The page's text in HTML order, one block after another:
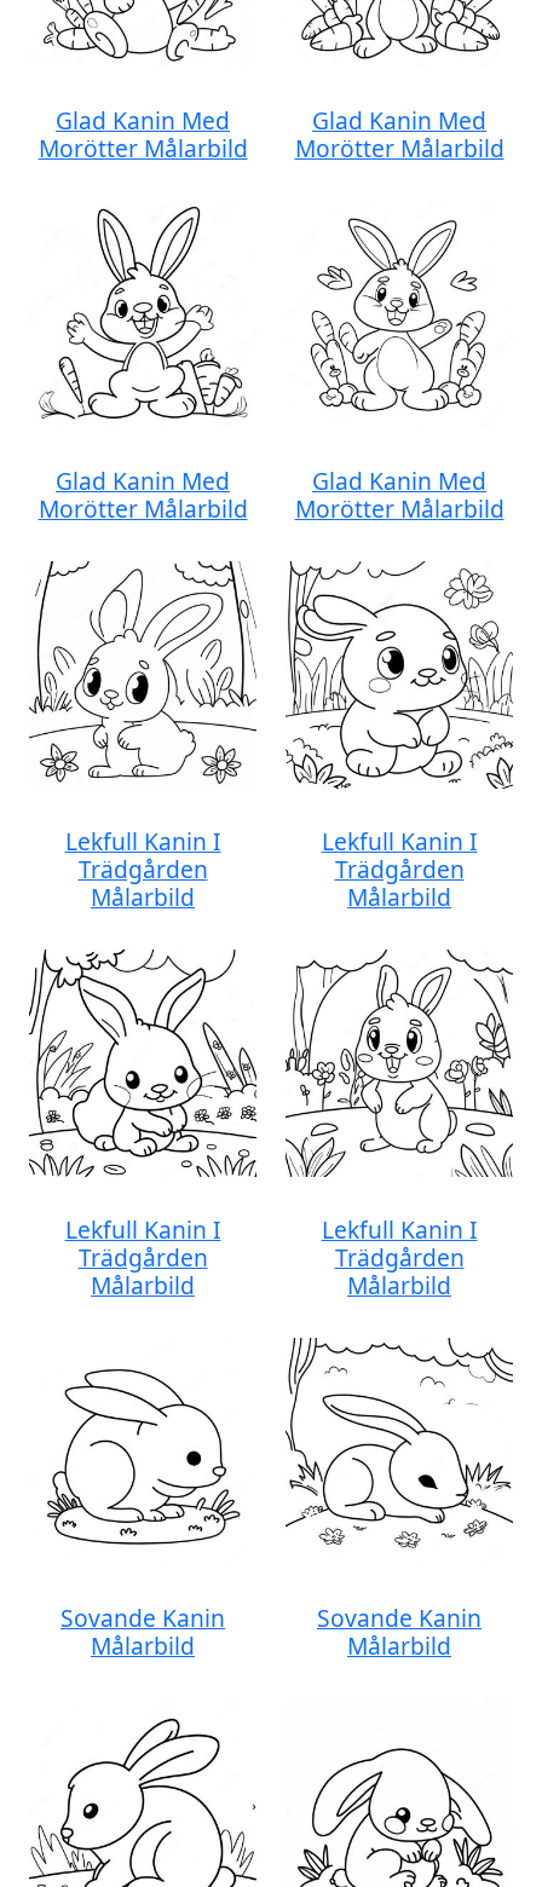
Glad Kanin Med
Morötter Målarbild
Glad Kanin Med
Morötter Målarbild
Glad Kanin Med
Morötter Målarbild
Glad Kanin Med
Morötter Målarbild
Lekfull Kanin I
Trädgården
Målarbild
Lekfull Kanin I
Trädgården
Målarbild
Lekfull Kanin I
Trädgården
Målarbild
Lekfull Kanin I
Trädgården
Målarbild
Sovande Kanin
Målarbild
Sovande Kanin
Målarbild